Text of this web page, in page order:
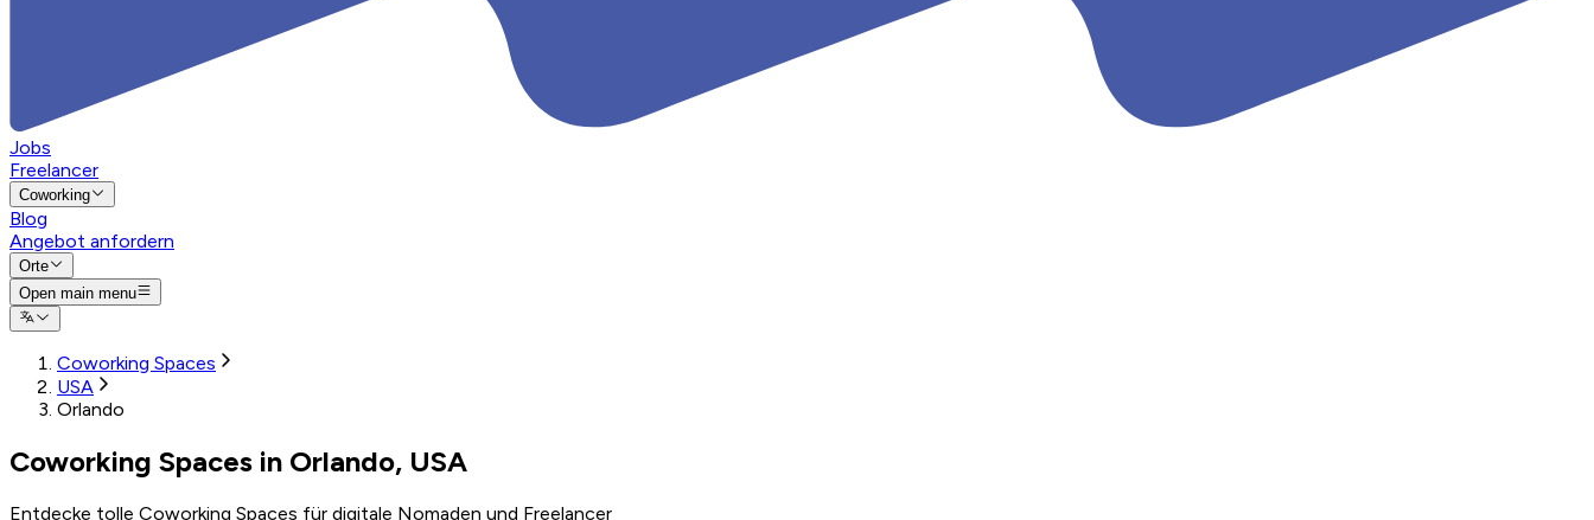
Jobs
Freelancer
Coworking
Blog
Angebot anfordern
Orte
Open main menu
Coworking Spaces
USA
Orlando
Coworking Spaces in Orlando, USA
Entdecke tolle Coworking Spaces für digitale Nomaden und Freelancer